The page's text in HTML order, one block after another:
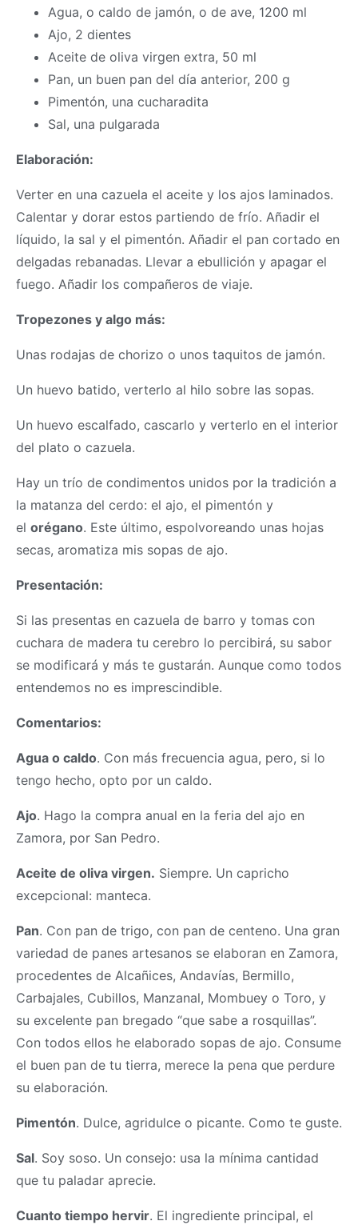
Agua, o caldo de jamón, o de ave, 1200 ml
Ajo, 2 dientes
Aceite de oliva virgen extra, 50 ml
Pan, un buen pan del día anterior, 200 g
Pimentón, una cucharadita
Sal, una pulgarada
Elaboración:
Verter en una cazuela el aceite y los ajos laminados.
Calentar y dorar estos partiendo de frío. Añadir el
líquido, la sal y el pimentón. Añadir el pan cortado en
delgadas rebanadas. Llevar a ebullición y apagar el
fuego. Añadir los compañeros de viaje.
Tropezones y algo más:
Unas rodajas de chorizo o unos taquitos de jamón.
Un huevo batido, verterlo al hilo sobre las sopas.
Un huevo escalfado, cascarlo y verterlo en el interior
del plato o cazuela.
Hay un trío de condimentos unidos por la tradición a
la matanza del cerdo: el ajo, el pimentón y
el orégano. Este último, espolvoreando unas hojas
secas, aromatiza mis sopas de ajo.
Presentación:
Si las presentas en cazuela de barro y tomas con
cuchara de madera tu cerebro lo percibirá, su sabor
se modificará y más te gustarán. Aunque como todos
entendemos no es imprescindible.
Comentarios:
Agua o caldo. Con más frecuencia agua, pero, si lo
tengo hecho, opto por un caldo.
Ajo. Hago la compra anual en la feria del ajo en
Zamora, por San Pedro.
Aceite de oliva virgen. Siempre. Un capricho
excepcional: manteca.
Pan. Con pan de trigo, con pan de centeno. Una gran
variedad de panes artesanos se elaboran en Zamora,
procedentes de Alcañices, Andavías, Bermillo,
Carbajales, Cubillos, Manzanal, Mombuey o Toro, y
su excelente pan bregado “que sabe a rosquillas”.
Con todos ellos he elaborado sopas de ajo. Consume
el buen pan de tu tierra, merece la pena que perdure
su elaboración.
Pimentón. Dulce, agridulce o picante. Como te guste.
Sal. Soy soso. Un consejo: usa la mínima cantidad
que tu paladar aprecie.
Cuanto tiempo hervir. El ingrediente principal, el